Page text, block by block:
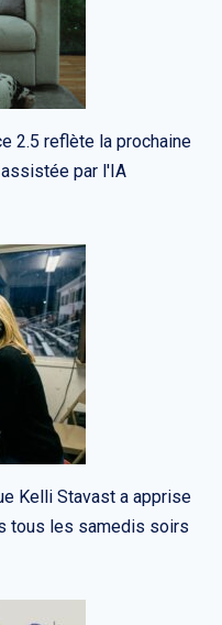
2.5 reflète la prochaine
par l'IA
Kelli Stavast a apprise
tous les samedis soirs